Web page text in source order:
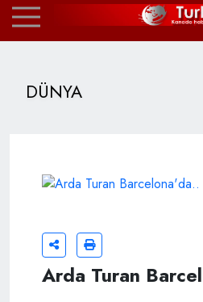
DÜNYA
Arda Turan